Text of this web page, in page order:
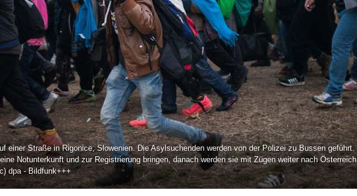
einer Straße in Rigonice, Slowenien. Die Asylsuchenden werden von der Polizei zu Bussen geführt.
Notunterkunft und zur Registrierung bringen, danach werden sie mit Zügen weiter nach Österreich
dpa - Bildfunk+++